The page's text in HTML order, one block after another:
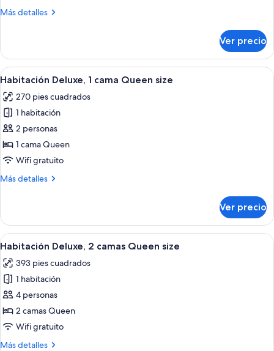
cama
(View)
Más detalles
Más
Deluxe,
cama
size
(View)
Ver precio
Abrir
todas
las
fotos
de
Habitación
Deluxe,
cama
Una cama bien hecha con cabecera
6
Habitación Deluxe, 1 cama Queen size
270 pies cuadrados
1 habitación
2 personas
1 cama Queen
Wifi gratuito
Más detalles
Más
Deluxe,
cama
size
Ver precio
Abrir
todas
las
fotos
de
Habitación
Deluxe,
Una habitación de hotel con dos
6
Habitación Deluxe, 2 camas Queen size
393 pies cuadrados
1 habitación
4 personas
2 camas Queen
Wifi gratuito
Más detalles
Más